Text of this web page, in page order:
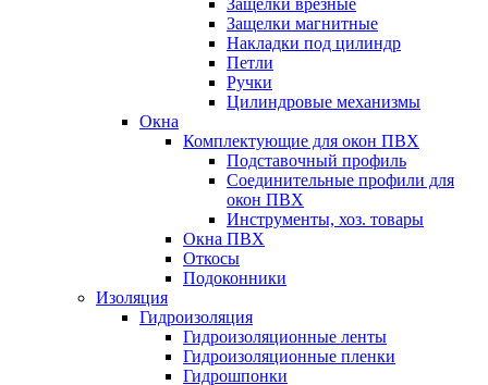
Защелки врезные
Защелки магнитные
Накладки под цилиндр
Петли
Ручки
Цилиндровые механизмы
Окна
Комплектующие для окон ПВХ
Подставочный профиль
Соединительные профили для
окон ПВХ
Инструменты, хоз. товары
Окна ПВХ
Откосы
Подоконники
Изоляция
Гидроизоляция
Гидроизоляционные ленты
Гидроизоляционные пленки
Гидрошпонки